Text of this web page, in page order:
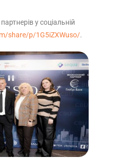
у соціальній
share/p/1G5iZXWuso/.